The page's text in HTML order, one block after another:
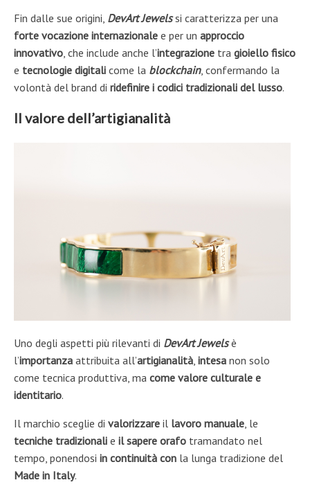
Fin dalle sue origini, DevArt Jewelssi caratterizza per una
forte vocazione internazionale e per un approccio
innovativo, che include anche l’integrazione tra gioiello fisico
e tecnologie digitali come la blockchain, confermando la
volontà del brand di ridefinire i codici tradizionali del lusso.
Il valore dell’artigianalità
Uno degli aspetti più rilevanti di DevArt Jewelsè
l’importanza attribuita all’artigianalità, intesa non solo
come tecnica produttiva, ma come valore culturale e
identitario.
Il marchio sceglie di valorizzare il lavoro manuale, le
tecniche tradizionali e il sapere orafo tramandato nel
tempo, ponendosi in continuità con la lunga tradizione del
Made in Italy.